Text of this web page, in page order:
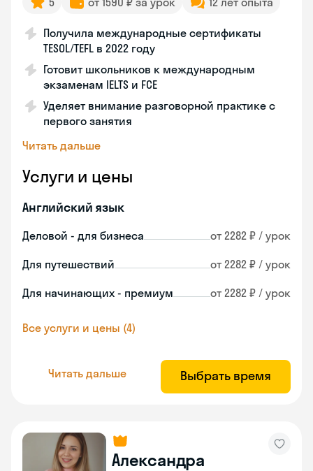
Получила международные сертификаты
TESOL/TEFL в 2022 году
Готовит школьников к международным
экзаменам IELTS и FCE
Уделяет внимание разговорной практике с
первого занятия
Читать дальше
Услуги и цены
Английский язык
Деловой - для бизнеса от 2282 ₽ / урок
Для путешествий от 2282 ₽ / урок
Для начинающих - премиум от 2282 ₽ / урок
Все услуги и цены (4)
Читать дальше Выбрать время
Александра